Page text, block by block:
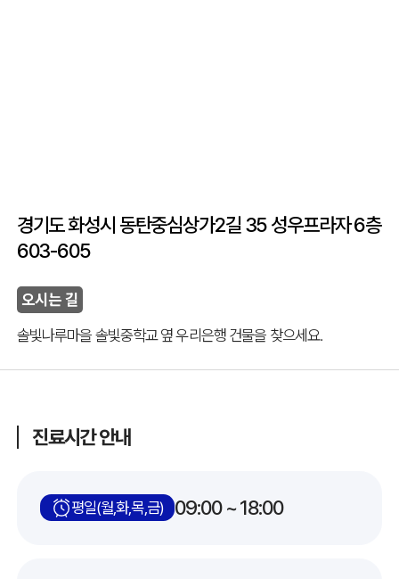
경기도 화성시 동탄중심상가2길 35 성우프라자 6층
603-605
오시는 길
솔빛나루마을 솔빛중학교 옆 우리은행 건물을 찾으세요.
진료시간 안내
평일(월,화,목,금) 09:00 ~ 18:00